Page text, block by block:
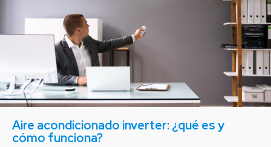
Aire acondicionado inverter: ¿qué es y
cómo funciona?